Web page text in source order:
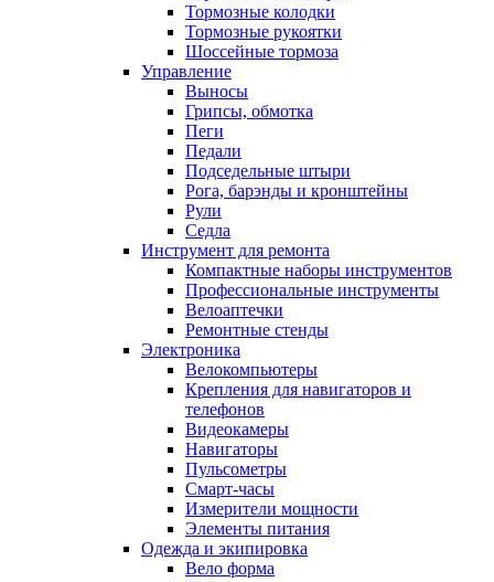
Тормозные колодки
Тормозные рукоятки
Шоссейные тормоза
Управление
Выносы
Грипсы, обмотка
Пеги
Педали
Подседельные штыри
Рога, барэнды и кронштейны
Рули
Седла
Инструмент для ремонта
Компактные наборы инструментов
Профессиональные инструменты
Велоаптечки
Ремонтные стенды
Электроника
Велокомпьютеры
Крепления для навигаторов и
телефонов
Видеокамеры
Навигаторы
Пульсометры
Смарт-часы
Измерители мощности
Элементы питания
Одежда и экипировка
Вело форма